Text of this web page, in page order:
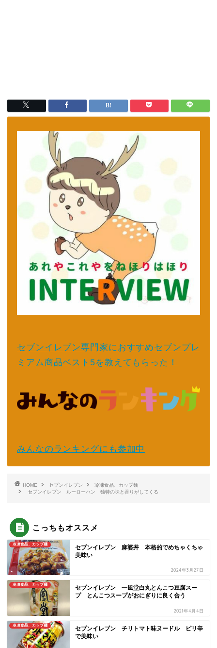
セブンイレブン専門家におすすめセブンプレ
ミアム商品ベスト5を教えてもらった！
みんなのランキングにも参加中
HOME セブンイレブン
冷凍食品、カップ麺
セブンイレブン ルーローハン 独特の味と香りがしてくる
こっちもオススメ
冷凍食品、カップ麺
セブンイレブン 麻婆丼 本格的でめちゃくちゃ
美味い
2024年3月27日
冷凍食品、カップ麺
セブンイレブン 一風堂白丸とんこつ豆腐スー
プ とんこつスープがおにぎりに良く合う
2021年4月4日
冷凍食品、カップ麺
セブンイレブン チリトマト味ヌードル ピリ辛
で美味い